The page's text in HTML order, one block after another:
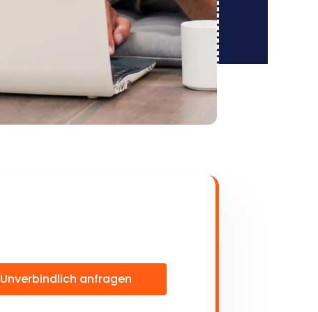
Unverbindlich anfragen